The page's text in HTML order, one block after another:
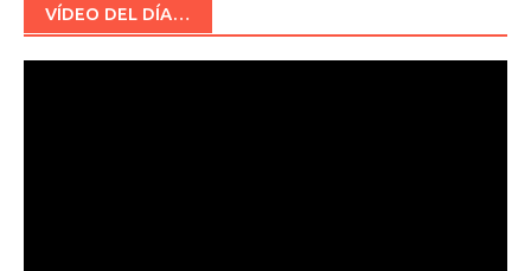
VÍDEO DEL DÍA…